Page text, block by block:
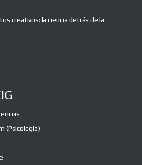
creativos: la ciencia detrás de la
(Psicología)